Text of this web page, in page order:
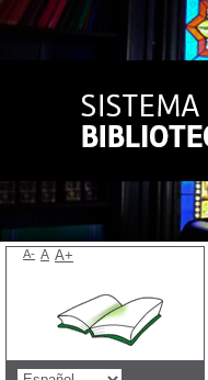
A- A A+